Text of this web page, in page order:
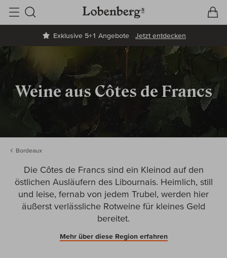
Exklusive 5+1 Angebote Jetzt entdecken
Suche
Weine aus Côtes de Francs
Bordeaux
Die Côtes de Francs sind ein Kleinod auf den
östlichen Ausläufern des Libournais. Heimlich, still
und leise, fernab von jedem Trubel, werden hier
äußerst verlässliche Rotweine für kleines Geld
bereitet.
Mehr über diese Region erfahren